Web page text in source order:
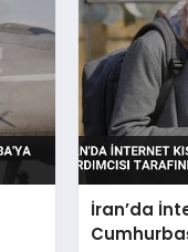
İran’da